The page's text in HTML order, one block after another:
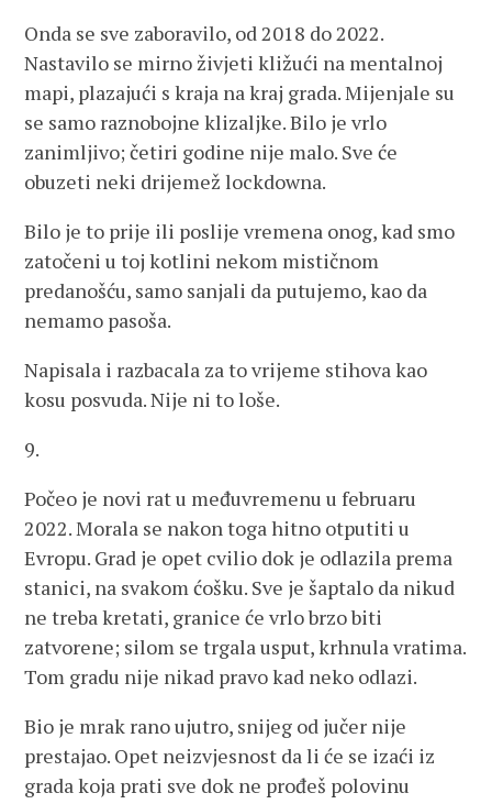
Onda se sve zaboravilo, od 2018 do 2022.
Nastavilo se mirno živjeti kližući na mentalnoj
mapi, plazajući s kraja na kraj grada. Mijenjale su
se samo raznobojne klizaljke. Bilo je vrlo
zanimljivo; četiri godine nije malo. Sve će
obuzeti neki drijemež lockdowna.
Bilo je to prije ili poslije vremena onog, kad smo
zatočeni u toj kotlini nekom mističnom
predanošću, samo sanjali da putujemo, kao da
nemamo pasoša.
Napisala i razbacala za to vrijeme stihova kao
kosu posvuda. Nije ni to loše.
9.
Počeo je novi rat u međuvremenu u februaru
2022. Morala se nakon toga hitno otputiti u
Evropu. Grad je opet cvilio dok je odlazila prema
stanici, na svakom ćošku. Sve je šaptalo da nikud
ne treba kretati, granice će vrlo brzo biti
zatvorene; silom se trgala usput, krhnula vratima.
Tom gradu nije nikad pravo kad neko odlazi.
Bio je mrak rano ujutro, snijeg od jučer nije
prestajao. Opet neizvjesnost da li će se izaći iz
grada koja prati sve dok ne prođeš polovinu